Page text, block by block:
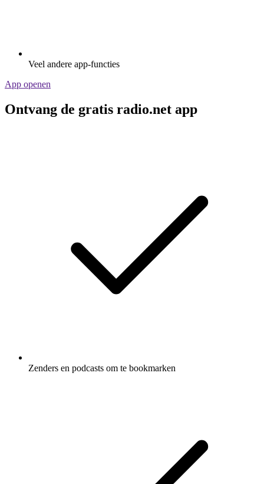
Veel andere app-functies
App openen
Ontvang de gratis radio.net app
Zenders en podcasts om te bookmarken